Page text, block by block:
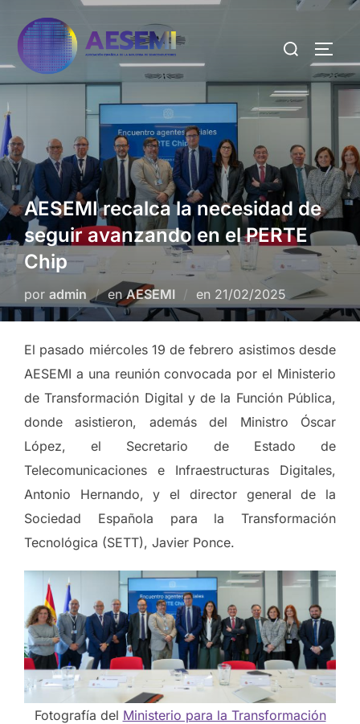
AESEMI recalca la necesidad de
seguir avanzando en el PERTE
Chip
por admin enAESEMI en 21/02/2025
El pasado miércoles 19 de febrero asistimos desde
AESEMI a una reunión convocada por el Ministerio
de Transformación Digital y de la Función Pública,
donde asistieron, además del Ministro Óscar
López, el Secretario de Estado de
Telecomunicaciones e Infraestructuras Digitales,
Antonio Hernando, y el director general de la
Sociedad Española para la Transformación
Tecnológica (SETT), Javier Ponce.
Fotografía del Ministerio para la Transformación